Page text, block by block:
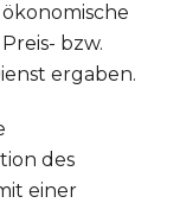
bzw.
ergaben.
des
einer